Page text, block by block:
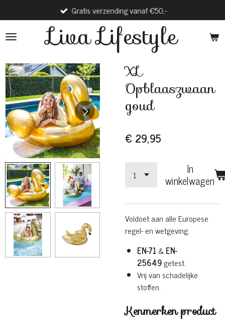
direct
naar
Liva Lifestyle
Gratis verzending vanaf €50,-
XL
Opblaaszwaan
goud
€ 29,95
In
winkelwagen
Voldoet aan alle Europese
regel- en wetgeving.
EN-71 &EN-
25649getest.
Vrij van schadelijke
stoffen.
Kenmerken product